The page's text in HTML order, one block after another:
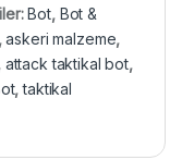
Bot, Bot &
askeri malzeme,
attack taktikal bot,
,taktikal